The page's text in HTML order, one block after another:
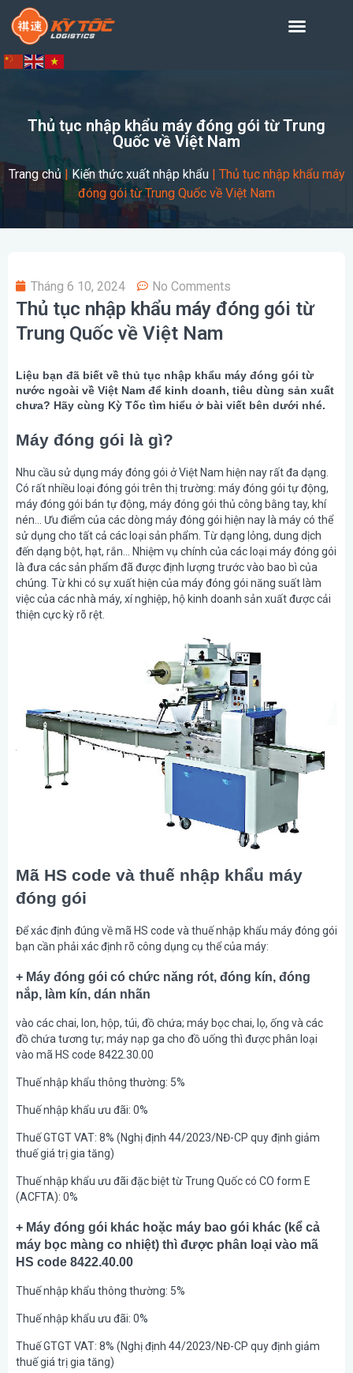
Thủ tục nhập khẩu máy đóng gói từ Trung
Quốc về Việt Nam
Trang chủ| Kiến thức xuất nhập khẩu| Thủ tục nhập khẩu máy
đóng gói từ Trung Quốc về Việt Nam
Tháng 6 10, 2024 No Comments
Thủ tục nhập khẩu máy đóng gói từ
Trung Quốc về Việt Nam
Liệu bạn đã biết về thủ tục nhập khẩu máy đóng gói từ
nước ngoài về Việt Nam để kinh doanh, tiêu dùng sản xuất
chưa? Hãy cùng Kỳ Tốc tìm hiểu ở bài viết bên dưới nhé.
Máy đóng gói là gì?
Nhu cầu sử dụng máy đóng gói ở Việt Nam hiện nay rất đa dạng.
Có rất nhiều loại đóng gói trên thị trường: máy đóng gói tự động,
máy đóng gói bán tự động, máy đóng gói thủ công bằng tay, khí
nén… Ưu điểm của các dòng máy đóng gói hiện nay là máy có thể
sử dụng cho tất cả các loại sản phẩm. Từ dạng lỏng, dung dịch
đến dạng bột, hạt, rắn… Nhiệm vụ chính của các loại máy đóng gói
là đưa các sản phẩm đã được định lượng trước vào bao bì của
chúng. Từ khi có sự xuất hiện của máy đóng gói năng suất làm
việc của các nhà máy, xí nghiệp, hộ kinh doanh sản xuất được cải
thiện cực kỳ rõ rệt.
Mã HS code và thuế nhập khẩu máy
đóng gói
Để xác định đúng về mã HS code và thuế nhập khẩu máy đóng gói
bạn cần phải xác định rõ công dụng cụ thể của máy:
+ Máy đóng gói có chức năng rót, đóng kín, đóng
nắp, làm kín, dán nhãn
vào các chai, lon, hộp, túi, đồ chứa; máy bọc chai, lọ, ống và các
đồ chứa tương tự; máy nạp ga cho đồ uống thì được phân loại
vào mã HS code 8422.30.00
Thuế nhập khẩu thông thường: 5%
Thuế nhập khẩu ưu đãi: 0%
Thuế GTGT VAT: 8% (Nghị định 44/2023/NĐ-CP quy định giảm
thuế giá trị gia tăng)
Thuế nhập khẩu ưu đãi đặc biệt từ Trung Quốc có CO form E
(ACFTA): 0%
+ Máy đóng gói khác hoặc máy bao gói khác (kể cả
máy bọc màng co nhiệt) thì được phân loại vào mã
HS code 8422.40.00
Thuế nhập khẩu thông thường: 5%
Thuế nhập khẩu ưu đãi: 0%
Thuế GTGT VAT: 8% (Nghị định 44/2023/NĐ-CP quy định giảm
thuế giá trị gia tăng)